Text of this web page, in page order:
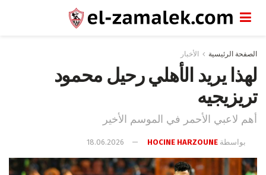
الصفحة الرئيسية الأخبار
لهذا يريد الأهلي رحيل محمود
تريزيجيه
أهم لاعبي الأحمر في الموسم الأخير
بواسطة HOCINE HARZOUNE
18.06.2026